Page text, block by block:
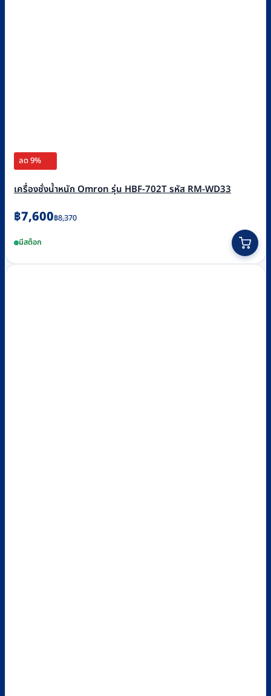
ลด 9%
เครื่องชั่งน้ำหนัก Omron รุ่น HBF-702T รหัส RM-WD33
฿8,370
Original
was:
฿8,370.
฿7,600
Current
is:
฿7,600.
มีสต็อก